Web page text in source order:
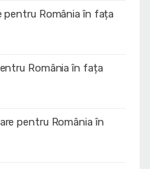
pentru România în fața
România în fața
pentru România în